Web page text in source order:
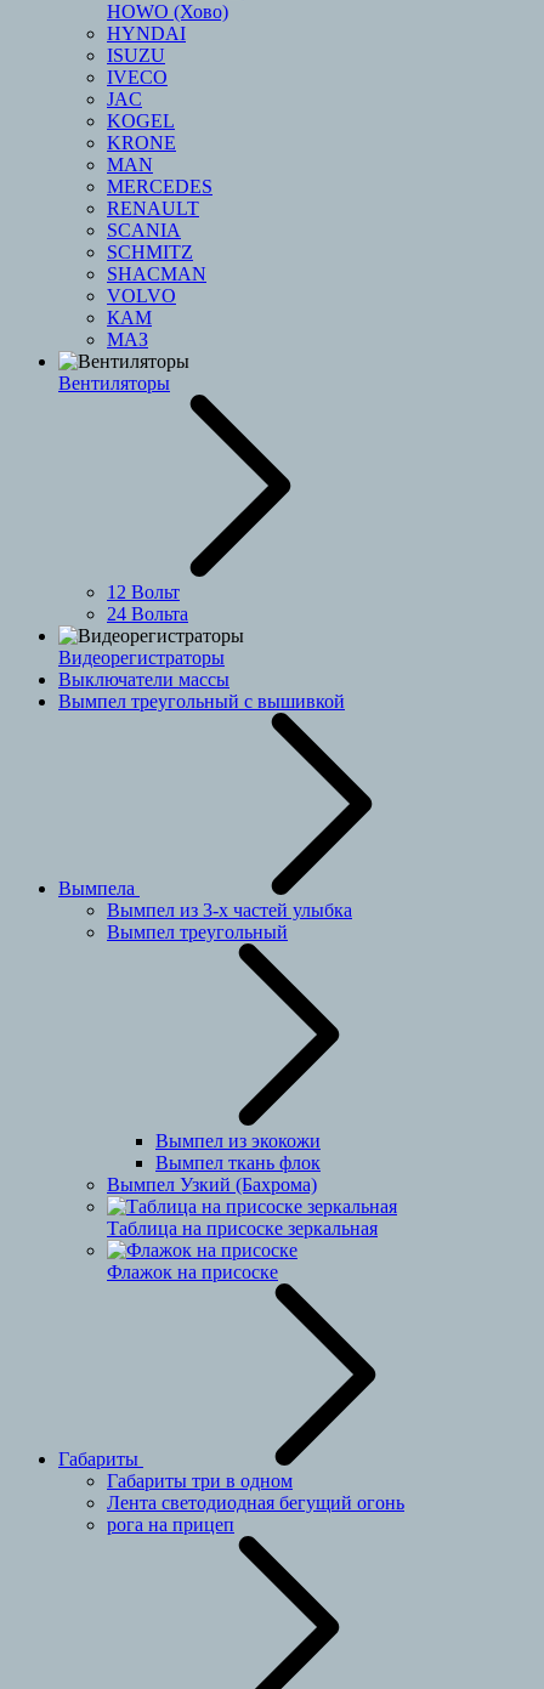
HOWO (Хово)
HYNDAI
ISUZU
IVECO
JAC
KOGEL
KRONE
MAN
MERCEDES
RENAULT
SCANIA
SCHMITZ
SHACMAN
VOLVO
КАМ
МАЗ
Вентиляторы
12 Вольт
24 Вольта
Видеорегистраторы
Выключатели массы
Вымпел треугольный с вышивкой
Вымпела
Вымпел из 3-х частей улыбка
Вымпел треугольный
Вымпел из экокожи
Вымпел ткань флок
Вымпел Узкий (Бахрома)
Таблица на присоске зеркальная
Флажок на присоске
Габариты
Габариты три в одном
Лента светодиодная бегущий огонь
рога на прицеп